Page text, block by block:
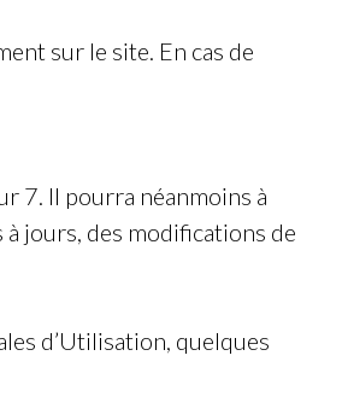
sur le site. En cas de
7. Il pourra néanmoins à
jours, des modifications de
d’Utilisation, quelques